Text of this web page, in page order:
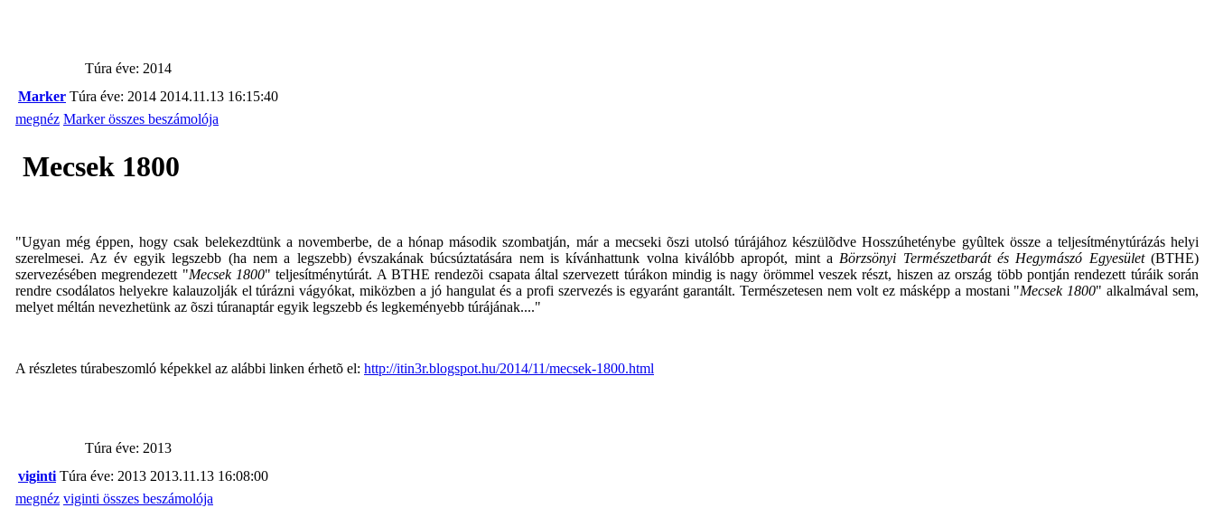
Túra éve: 2014
Marker Túra éve: 2014 2014.11.13 16:15:40
megnéz Marker összes beszámolója
Mecsek 1800
"Ugyan még éppen, hogy csak belekezdtünk a novemberbe, de a hónap második szombatján, már a mecseki õszi utolsó túrájához készülõdve Hosszúheténybe gyûltek össze a teljesítménytúrázás helyi
szerelmesei. Az év egyik legszebb (ha nem a legszebb) évszakának búcsúztatására nem is kívánhattunk volna kiválóbb apropót, mint a Börzsönyi Természetbarát és Hegymászó Egyesület(BTHE)
szervezésében megrendezett "Mecsek 1800" teljesítménytúrát. A BTHE rendezõi csapata által szervezett túrákon mindig is nagy örömmel veszek részt, hiszen az ország több pontján rendezett túráik során
rendre csodálatos helyekre kalauzolják el túrázni vágyókat, miközbena jó hangulat és a profi szervezés is egyaránt garantált. Természetesen nem volt ez másképp a mostani "Mecsek 1800" alkalmával sem,
melyet méltán nevezhetünk az õszi túranaptár egyik legszebb és legkeményebb túrájának...."
A részletes túrabeszomló képekkel az alábbi linken érhetõ el: http://itin3r.blogspot.hu/2014/11/mecsek-1800.html
Túra éve: 2013
viginti Túra éve: 2013 2013.11.13 16:08:00
megnéz viginti összes beszámolója